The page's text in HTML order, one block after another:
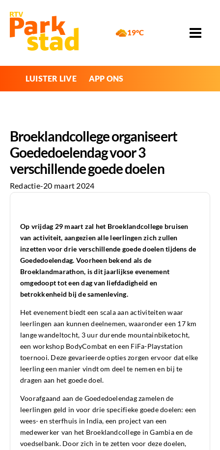
19°C
LUISTER LIVE APP ONS
Broeklandcollege organiseert
Goededoelendag voor 3
verschillende goede doelen
Redactie-20 maart 2024
Op vrijdag 29 maart zal het Broeklandcollege bruisen
van activiteit, aangezien alle leerlingen zich zullen
inzetten voor drie verschillende goede doelen tijdens de
Goededoelendag. Voorheen bekend als de
Broeklandmarathon, is dit jaarlijkse evenement
omgedoopt tot een dag van liefdadigheid en
betrokkenheid bij de samenleving.
Het evenement biedt een scala aan activiteiten waar
leerlingen aan kunnen deelnemen, waaronder een 17 km
lange wandeltocht, 3 uur durende mountainbiketocht,
een workshop BodyCombat en een FiFa-Playstation
toernooi. Deze gevarieerde opties zorgen ervoor dat elke
leerling een manier vindt om deel te nemen en bij te
dragen aan het goede doel.
Voorafgaand aan de Goededoelendag zamelen de
leerlingen geld in voor drie specifieke goede doelen: een
wees- en sterfhuis in India, een project van een
medewerker van het Broeklandcollege in Gambia en de
voedselbank. Door zich in te zetten voor deze doelen,